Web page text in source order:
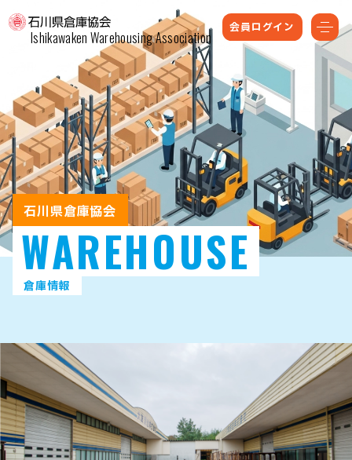
Ishikawaken Warehousing Association
会員ログイン
石川県倉庫協会
WAREHOUSE
倉庫情報